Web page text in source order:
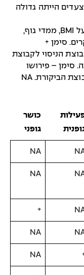
הייתה גדולה
בטבלה מספר 1 מובא ריכוז ההשפעות על BMI, ממדי גוף,
גופני ב-19 המחקרים. סימן +
הניסוי לקבוצת
סימן – פירושו
שלא נמצא הבדל בין קבוצת הניסוי לקבוצת הביקורת. NA
כושר
גופני
NA
NA
+
NA
NA